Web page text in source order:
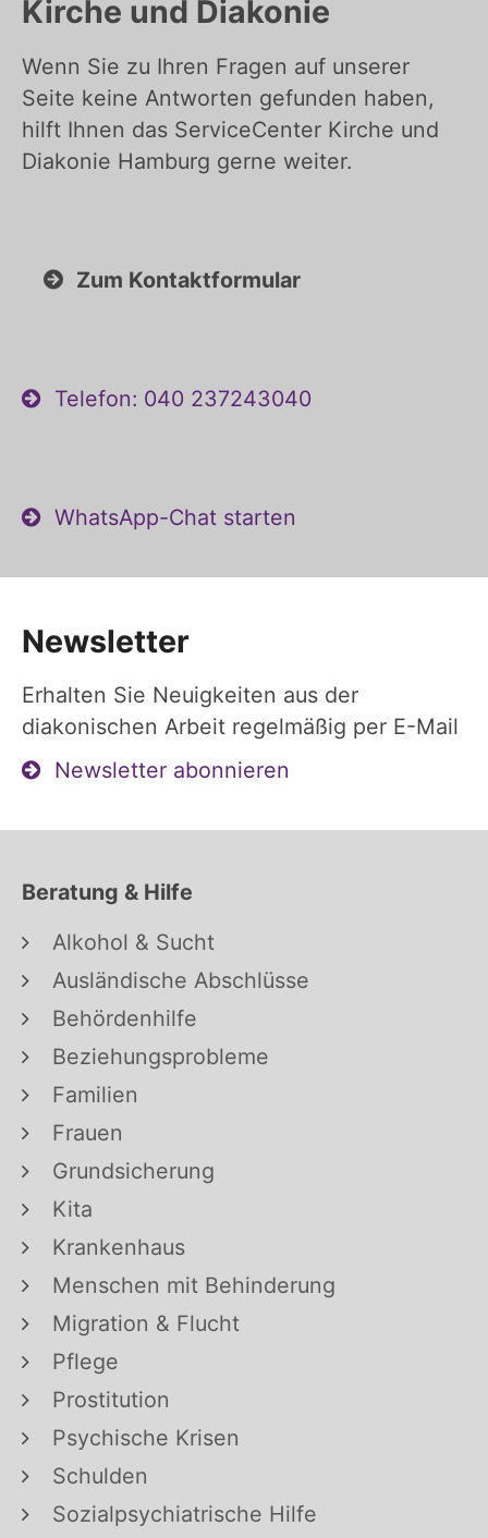
Kirche und Diakonie
Wenn Sie zu Ihren Fragen auf unserer
Seite keine Antworten gefunden haben,
hilft Ihnen das ServiceCenter Kirche und
Diakonie Hamburg gerne weiter.
Zum Kontaktformular
Telefon: 040 237243040
WhatsApp-Chat starten
Newsletter
Erhalten Sie Neuigkeiten aus der
diakonischen Arbeit regelmäßig per E-Mail
Newsletter abonnieren
Beratung & Hilfe
Alkohol & Sucht
Ausländische Abschlüsse
Behördenhilfe
Beziehungsprobleme
Familien
Frauen
Grundsicherung
Kita
Krankenhaus
Menschen mit Behinderung
Migration & Flucht
Pflege
Prostitution
Psychische Krisen
Schulden
Sozialpsychiatrische Hilfe